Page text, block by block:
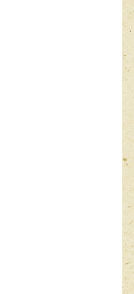
"StereoSignal"
2002.